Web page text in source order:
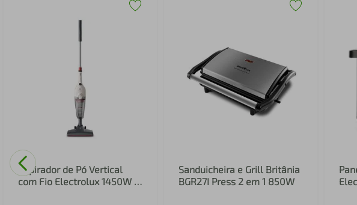
Aspirador de Pó Vertical
com Fio Electrolux 1450W 2
Sanduicheira e Grill Britânia
BGR27I Press 2 em 1 850W